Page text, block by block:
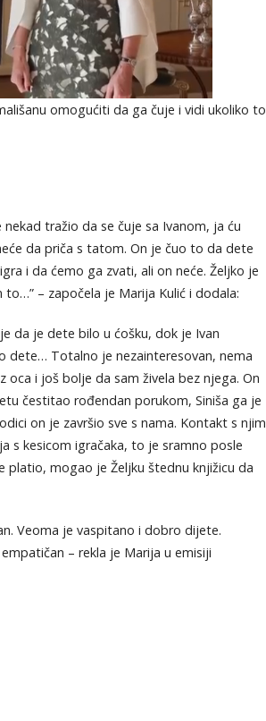
omogućiti da ga čuje i vidi ukoliko to
tražio da se čuje sa Ivanom, ja ću
da priča s tatom. On je čuo to da dete
i da ćemo ga zvati, ali on neće. Željko je
– započela je Marija Kulić i dodala:
da je dete bilo u ćošku, dok je Ivan
dete… Totalno je nezainteresovan, nema
oca i još bolje da sam živela bez njega. On
čestitao rođendan porukom, Siniša ga je
on je završio sve s nama. Kontakt s njim
s kesicom igračaka, to je sramno posle
platio, mogao je Željku štednu knjižicu da
Veoma je vaspitano i dobro dijete.
– rekla je Marija u emisiji